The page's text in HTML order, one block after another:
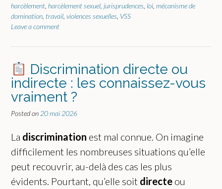
harcèlement harcèlement sexuel jurisprudences loi mécanisme de
domination travail violences sexuelles VSS
Leave a comment
Discrimination directe ou
indirecte : les connaissez-vous
vraiment ?
Posted on 20 mai 2026
La discrimination est mal connue. On imagine
difficilement les nombreuses situations qu’elle
peut recouvrir, au-delà des cas les plus
évidents. Pourtant, qu’elle soit directe ou